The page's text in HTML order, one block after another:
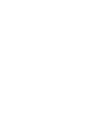
ЭЭР ШИЛДГҮҮДЭЭ